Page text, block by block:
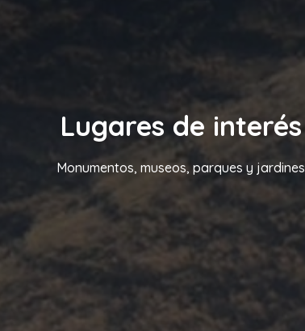
Lugares de interés
Monumentos, museos, parques y jardines